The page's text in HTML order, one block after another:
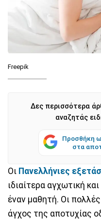
Freepik
Δες περισσότερα
αναζητάς
Προσθήκη
στα
Οι Πανελλήνιες
ιδιαίτερα αγχωτική
έναν μαθητή. Οι
άγχος της αποτυχίας